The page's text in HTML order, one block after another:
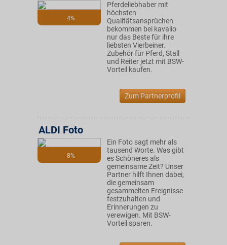
4%
Pferdeliebhaber mit
höchsten
Qualitätsansprüchen
bekommen bei kavalio
nur das Beste für ihre
liebsten Vierbeiner.
Zubehör für Pferd, Stall
und Reiter jetzt mit BSW-
Vorteil kaufen.
Zum Partnerprofil
8%
ALDI Foto
Ein Foto sagt mehr als
tausend Worte. Was gibt
es Schöneres als
gemeinsame Zeit? Unser
Partner hilft Ihnen dabei,
die gemeinsam
gesammelten Ereignisse
festzuhalten und
Erinnerungen zu
verewigen. Mit BSW-
Vorteil sparen.